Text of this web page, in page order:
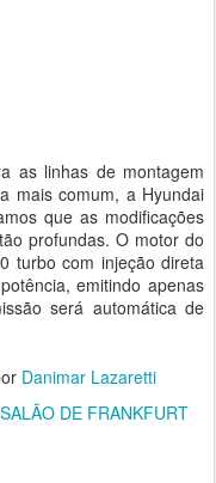
as linhas de montagem
mais comum, a Hyundai
que as modificações
profundas. O motor do
turbo com injeção direta
emitindo apenas
será automática de
Danimar Lazaretti
SALÃO DE FRANKFURT